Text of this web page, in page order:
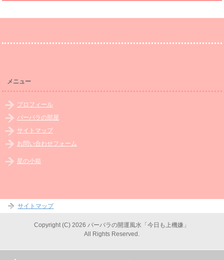
メニュー
プロフィール
バーバラの部屋
サイトマップ
お問い合わせフォーム
星の小箱
サイトマップ
Copyright (C) 2026 バーバラの開運風水「今日も上機嫌」
All Rights Reserved.